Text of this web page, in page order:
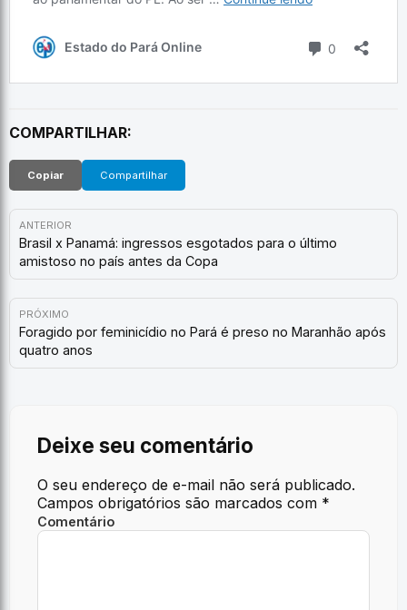
COMPARTILHAR:
Copiar Compartilhar
ANTERIOR
Brasil x Panamá: ingressos esgotados para o último
amistoso no país antes da Copa
PRÓXIMO
Foragido por feminicídio no Pará é preso no Maranhão após
quatro anos
Deixe seu comentário
O seu endereço de e-mail não será publicado.
Campos obrigatórios são marcados com *
Comentário